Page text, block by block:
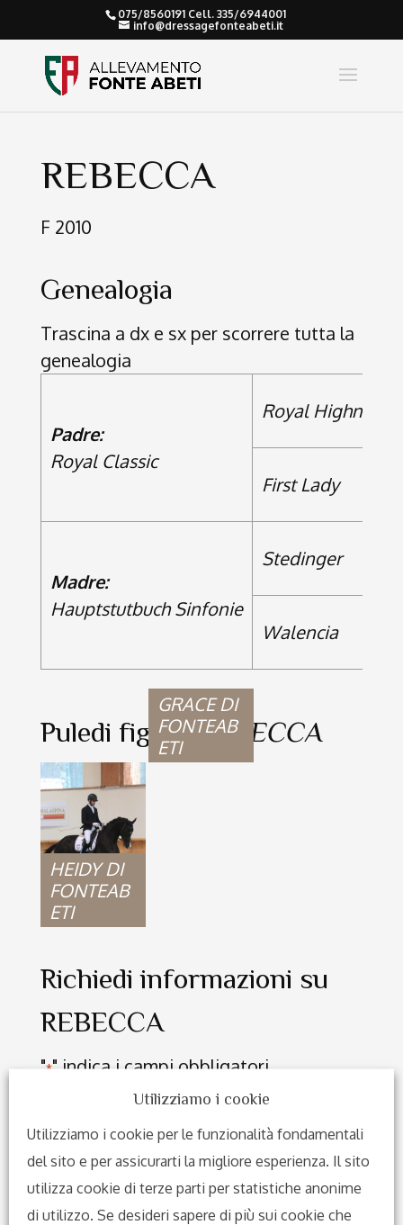
075/8560191 Cell. 335/6944001
info@dressagefonteabeti.it
REBECCA
F 2010
Genealogia
Trascina a dx e sx per scorrere tutta la
genealogia
Padre:
Royal Classic
Royal Highness
First Lady
Madre:
Hauptstutbuch Sinfonie
Stedinger
Walencia
Puledi figli diREBECCA
HEIDY DI
FONTEAB
ETI
GRACE DI
FONTEAB
ETI
Richiedi informazioni su
REBECCA
"*" indica i campi obbligatori
Utilizziamo i cookie
Utilizziamo i cookie per le funzionalità fondamentali
del sito e per assicurarti la migliore esperienza. Il sito
utilizza cookie di terze parti per statistiche anonime
di utilizzo. Se desideri sapere di più sui cookie che